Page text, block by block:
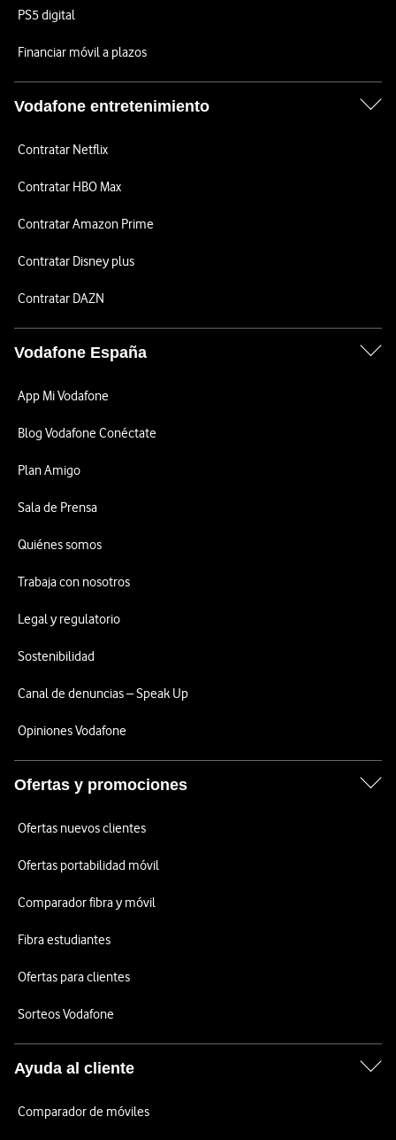
PS5 digital
Financiar móvil a plazos
Vodafone entretenimiento
Contratar Netflix
Contratar HBO Max
Contratar Amazon Prime
Contratar Disney plus
Contratar DAZN
Vodafone España
App Mi Vodafone
Blog Vodafone Conéctate
Plan Amigo
Sala de Prensa
Quiénes somos
Trabaja con nosotros
Legal y regulatorio
Sostenibilidad
Canal de denuncias – Speak Up
Opiniones Vodafone
Ofertas y promociones
Ofertas nuevos clientes
Ofertas portabilidad móvil
Comparador fibra y móvil
Fibra estudiantes
Ofertas para clientes
Sorteos Vodafone
Ayuda al cliente
Comparador de móviles